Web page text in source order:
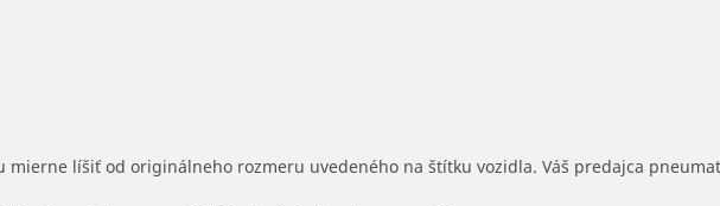
mierne líšiť od originálneho rozmeru uvedeného na štítku vozidla. Váš predajca